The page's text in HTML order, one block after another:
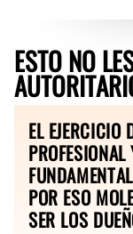
ESTO NO
EL EJERCICIO
POR ESO
SER LOS